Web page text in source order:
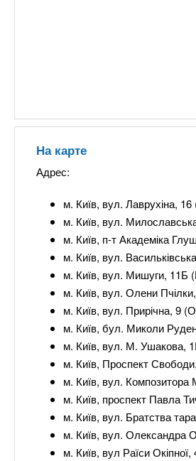
На карте
Адрес:
м. Київ, вул. Лаврухіна,
м. Київ, вул.
м. Київ, п-т Академіка
м. Київ, вул.
м. Київ, вул. Мишуги, 11Б
м. Київ, вул. Олени
м. Київ, вул. Прирічна, 9
м. Київ, бул. Миколи
м. Київ, вул. М. Ушакова,
м. Київ, Проспект
м. Київ, вул.
м. Київ, проспект Павла
м. Київ, вул. Братства
м. Київ, вул. Олександра
м. Київ, вул Раїси